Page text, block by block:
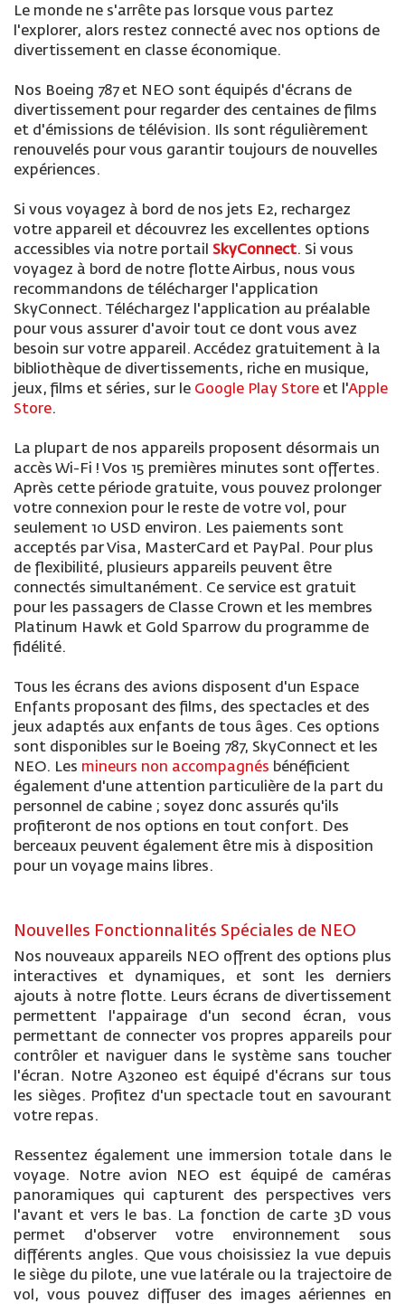
Le monde ne s'arrête pas lorsque vous partez
l'explorer, alors restez connecté avec nos options de
divertissement en classe économique.
Nos Boeing 787 et NEO sont équipés d'écrans de
divertissement pour regarder des centaines de films
et d'émissions de télévision. Ils sont régulièrement
renouvelés pour vous garantir toujours de nouvelles
expériences.
Si vous voyagez à bord de nos jets E2, rechargez
votre appareil et découvrez les excellentes options
accessibles via notre portail SkyConnect. Si vous
voyagez à bord de notre flotte Airbus, nous vous
recommandons de télécharger l'application
SkyConnect. Téléchargez l'application au préalable
pour vous assurer d'avoir tout ce dont vous avez
besoin sur votre appareil. Accédez gratuitement à la
bibliothèque de divertissements, riche en musique,
jeux, films et séries, sur le Google Play Store et l'Apple
Store.
La plupart de nos appareils proposent désormais un
accès Wi-Fi ! Vos 15 premières minutes sont offertes.
Après cette période gratuite, vous pouvez prolonger
votre connexion pour le reste de votre vol, pour
seulement 10 USD environ. Les paiements sont
acceptés par Visa, MasterCard et PayPal. Pour plus
de flexibilité, plusieurs appareils peuvent être
connectés simultanément. Ce service est gratuit
pour les passagers de Classe Crown et les membres
Platinum Hawk et Gold Sparrow du programme de
fidélité.
Tous les écrans des avions disposent d'un Espace
Enfants proposant des films, des spectacles et des
jeux adaptés aux enfants de tous âges. Ces options
sont disponibles sur le Boeing 787, SkyConnect et les
NEO. Les mineurs non accompagnés bénéficient
également d'une attention particulière de la part du
personnel de cabine ; soyez donc assurés qu'ils
profiteront de nos options en tout confort. Des
berceaux peuvent également être mis à disposition
pour un voyage mains libres.
Nouvelles Fonctionnalités Spéciales de NEO
Nos nouveaux appareils NEO offrent des options plus
interactives et dynamiques, et sont les derniers
ajouts à notre flotte. Leurs écrans de divertissement
permettent l'appairage d'un second écran, vous
permettant de connecter vos propres appareils pour
contrôler et naviguer dans le système sans toucher
l'écran. Notre A320neo est équipé d'écrans sur tous
les sièges. Profitez d'un spectacle tout en savourant
votre repas.
Ressentez également une immersion totale dans le
voyage. Notre avion NEO est équipé de caméras
panoramiques qui capturent des perspectives vers
l'avant et vers le bas. La fonction de carte 3D vous
permet d'observer votre environnement sous
différents angles. Que vous choisissiez la vue depuis
le siège du pilote, une vue latérale ou la trajectoire de
vol, vous pouvez diffuser des images aériennes en